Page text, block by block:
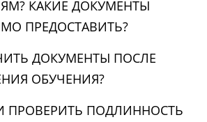
КАКИЕ ДОКУМЕНТЫ
ПРЕДОСТАВИТЬ?
ДОКУМЕНТЫ ПОСЛЕ
ОБУЧЕНИЯ?
ПОДЛИННОСТЬ